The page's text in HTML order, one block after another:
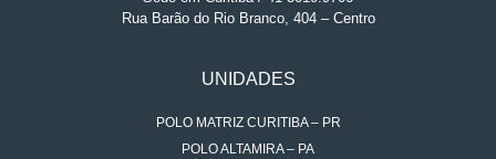
Rua Barão do Rio Branco, 404 – Centro
UNIDADES
POLO MATRIZ CURITIBA – PR
POLO ALTAMIRA – PA